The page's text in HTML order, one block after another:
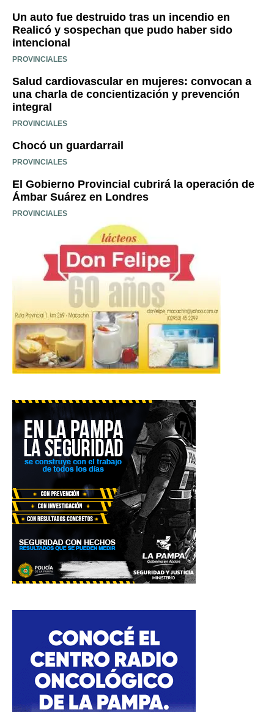
Un auto fue destruido tras un incendio en
Realicó y sospechan que pudo haber sido
intencional
PROVINCIALES
Salud cardiovascular en mujeres: convocan a
una charla de concientización y prevención
integral
PROVINCIALES
Chocó un guardarrail
PROVINCIALES
El Gobierno Provincial cubrirá la operación de
Ámbar Suárez en Londres
PROVINCIALES